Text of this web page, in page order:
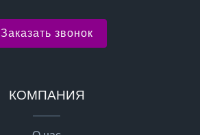
Заказать звонок
КОМПАНИЯ